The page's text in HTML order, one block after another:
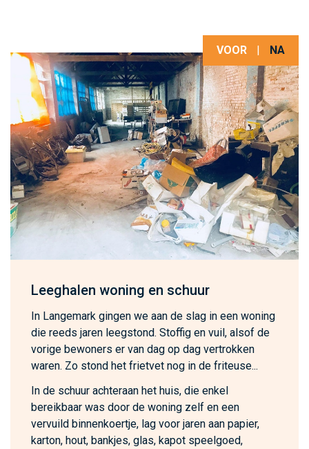
VOOR | NA
Leeghalen woning en schuur
In Langemark gingen we aan de slag in een woning
die reeds jaren leegstond. Stoffig en vuil, alsof de
vorige bewoners er van dag op dag vertrokken
waren. Zo stond het frietvet nog in de friteuse...
In de schuur achteraan het huis, die enkel
bereikbaar was door de woning zelf en een
vervuild binnenkoertje, lag voor jaren aan papier,
karton, hout, bankjes, glas, kapot speelgoed,